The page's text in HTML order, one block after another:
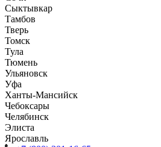
Сыктывкар
Тамбов
Тверь
Томск
Тула
Тюмень
Ульяновск
Уфа
Ханты-Мансийск
Чебоксары
Челябинск
Элиста
Ярославль